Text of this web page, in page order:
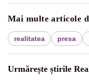
Mai multe articole
realitatea presa
Urmărește știrile